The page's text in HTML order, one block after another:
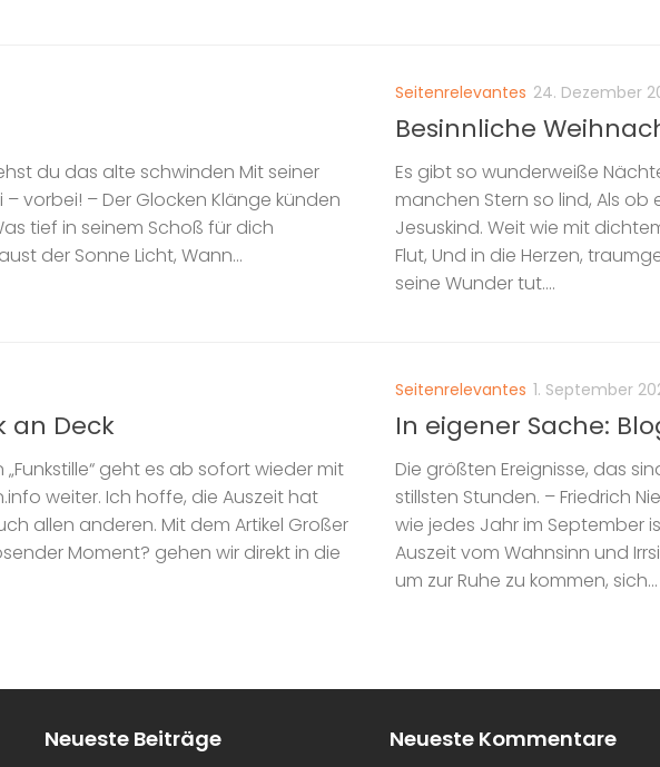
du das alte schwinden Mit seiner
vorbei! – Der Glocken Klänge künden
tief in seinem Schoß für dich
der Sonne Licht, Wann...
Seitenrelevantes 24. Dezember
Besinnliche
Es gibt so wunderweiße
manchen Stern so lind, Als
Jesuskind. Weit wie mit
Flut, Und in die Herzen,
seine Wunder tut....
an Deck
geht es ab sofort wieder mit
weiter. Ich hoffe, die Auszeit hat
allen anderen. Mit dem Artikel Großer
Moment? gehen wir direkt in die
Seitenrelevantes 1. September
In eigener Sache:
Die größten Ereignisse, das
stillsten Stunden. – Friedrich
wie jedes Jahr im September
Auszeit vom Wahnsinn und
um zur Ruhe zu kommen, sich...
Neueste Beiträge Neueste Kommentare